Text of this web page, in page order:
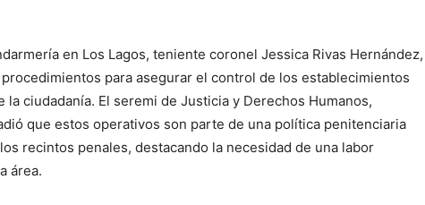
en Los Lagos, teniente coronel Jessica Rivas Hernández,
para asegurar el control de los establecimientos
ciudadanía. El seremi de Justicia y Derechos Humanos,
que estos operativos son parte de una política penitenciaria
recintos penales, destacando la necesidad de una labor
área.